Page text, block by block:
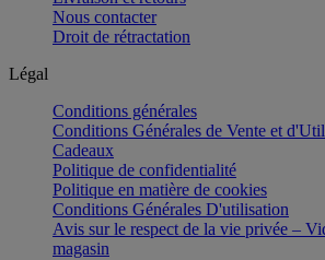
Nous contacter
Droit de rétractation
Légal
Conditions générales
Conditions Générales de Vente et
Cadeaux
Politique de confidentialité
Politique en matière de cookies
Conditions Générales D'utilisation
Avis sur le respect de la vie privée –
magasin